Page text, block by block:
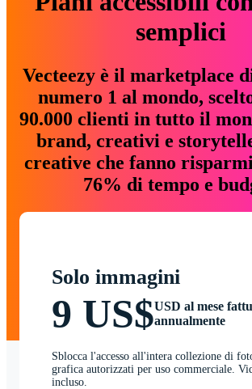
semplici
Vecteezy è il marketplace
numero 1 al mondo,
90.000 clienti in tutto il
brand, creativi e
creative che fanno
76% di tempo e
Solo immagini
9 US$USD al mese
annualmente
Sblocca l'accesso all'intera collezione di
grafica autorizzati per uso commerciale.
incluso.